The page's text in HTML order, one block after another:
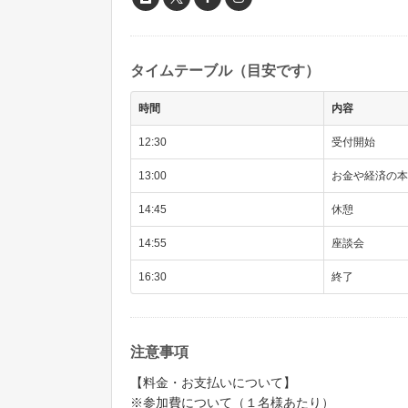
タイムテーブル（目安です）
時間 内容
12:30 受付開始
13:00 お金や経済の
14:45 休憩
14:55 座談会
16:30 終了
注意事項
【料金・お支払いについて】
※参加費について（１名様あたり）